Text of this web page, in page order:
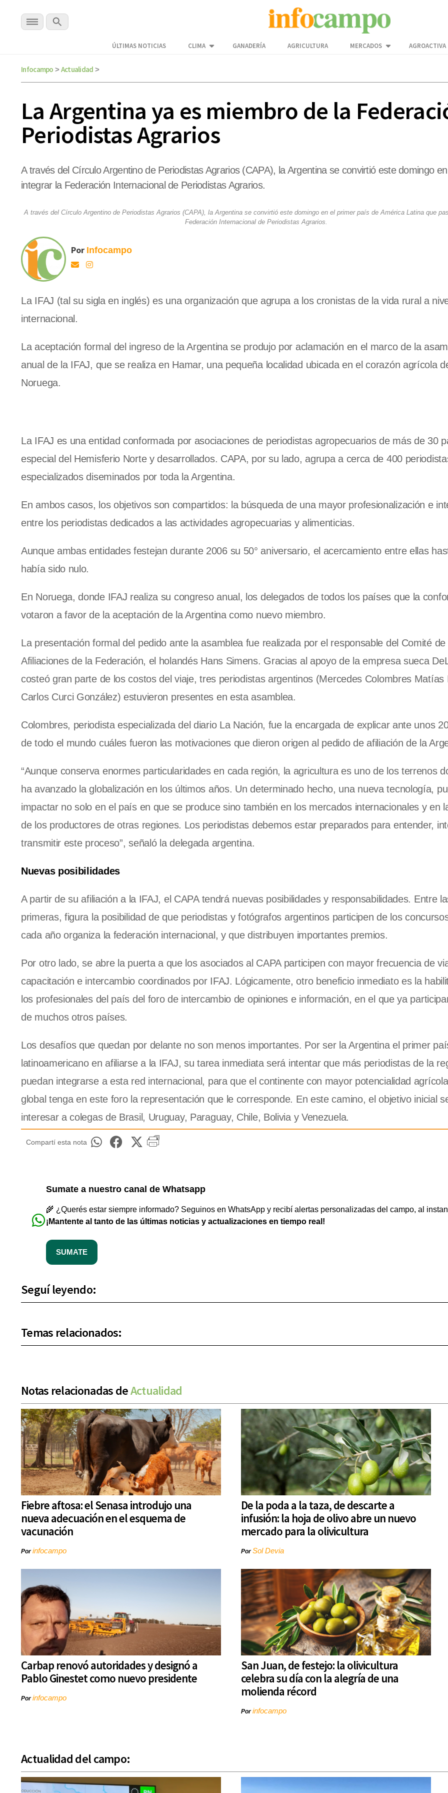
ÚLTIMAS NOTICIAS CLIMA GANADERÍA AGRICULTURA MERCADOS AGROACTIVA
Infocampo > Actualidad >
La Argentina ya es miembro de la
Periodistas Agrarios
A través del Círculo Argentino de Periodistas Agrarios (CAPA), la Argentina se convirtió este domingo
integrar la Federación Internacional de Periodistas Agrarios.
A través del Círculo Argentino de Periodistas Agrarios (CAPA), la Argentina se convirtió este domingo en el primer país de América Latina que
Federación Internacional de Periodistas Agrarios.
Por Infocampo
La IFAJ (tal su sigla en inglés) es una organización que agrupa a los cronistas de la vida rural a
internacional.
La aceptación formal del ingreso de la Argentina se produjo por aclamación en el marco de la
anual de la IFAJ, que se realiza en Hamar, una pequeña localidad ubicada en el corazón agrícola
Noruega.
La IFAJ es una entidad conformada por asociaciones de periodistas agropecuarios de más de 30
especial del Hemisferio Norte y desarrollados. CAPA, por su lado, agrupa a cerca de 400
especializados diseminados por toda la Argentina.
En ambos casos, los objetivos son compartidos: la búsqueda de una mayor profesionalización e
entre los periodistas dedicados a las actividades agropecuarias y alimenticias.
Aunque ambas entidades festejan durante 2006 su 50° aniversario, el acercamiento entre ellas
había sido nulo.
En Noruega, donde IFAJ realiza su congreso anual, los delegados de todos los países que la
votaron a favor de la aceptación de la Argentina como nuevo miembro.
La presentación formal del pedido ante la asamblea fue realizada por el responsable del Comité de
Afiliaciones de la Federación, el holandés Hans Simens. Gracias al apoyo de la empresa sueca
costeó gran parte de los costos del viaje, tres periodistas argentinos (Mercedes Colombres Matías
Carlos Curci González) estuvieron presentes en esta asamblea.
Colombres, periodista especializada del diario La Nación, fue la encargada de explicar ante unos
de todo el mundo cuáles fueron las motivaciones que dieron origen al pedido de afiliación de la
“Aunque conserva enormes particularidades en cada región, la agricultura es uno de los terrenos
ha avanzado la globalización en los últimos años. Un determinado hecho, una nueva tecnología,
impactar no solo en el país en que se produce sino también en los mercados internacionales y en
de los productores de otras regiones. Los periodistas debemos estar preparados para entender,
transmitir este proceso”, señaló la delegada argentina.
Nuevas posibilidades
A partir de su afiliación a la IFAJ, el CAPA tendrá nuevas posibilidades y responsabilidades. Entre
primeras, figura la posibilidad de que periodistas y fotógrafos argentinos participen de los
cada año organiza la federación internacional, y que distribuyen importantes premios.
Por otro lado, se abre la puerta a que los asociados al CAPA participen con mayor frecuencia de
capacitación e intercambio coordinados por IFAJ. Lógicamente, otro beneficio inmediato es la
los profesionales del país del foro de intercambio de opiniones e información, en el que ya
de muchos otros países.
Los desafíos que quedan por delante no son menos importantes. Por ser la Argentina el primer
latinoamericano en afiliarse a la IFAJ, su tarea inmediata será intentar que más periodistas de la
puedan integrarse a esta red internacional, para que el continente con mayor potencialidad
global tenga en este foro la representación que le corresponde. En este camino, el objetivo inicial
interesar a colegas de Brasil, Uruguay, Paraguay, Chile, Bolivia y Venezuela.
Compartí esta nota
Sumate a nuestro canal de Whatsapp
🌾 ¿Querés estar siempre informado? Seguinos en WhatsApp y recibí alertas personalizadas del campo, al
¡Mantente al tanto de las últimas noticias y actualizaciones en tiempo real!
SUMATE
Seguí leyendo:
Temas relacionados:
Notas relacionadas deActualidad
Fiebre aftosa: el Senasa introdujo una
nueva adecuación en el esquema de
vacunación
Porinfocampo
De la poda a la taza, de descarte a
infusión: la hoja de olivo abre un nuevo
mercado para la olivicultura
PorSol Devia
Carbap renovó autoridades y designó a
Pablo Ginestet como nuevo presidente
Porinfocampo
San Juan, de festejo: la olivicultura
celebra su día con la alegría de una
molienda récord
Porinfocampo
Actualidad del campo: